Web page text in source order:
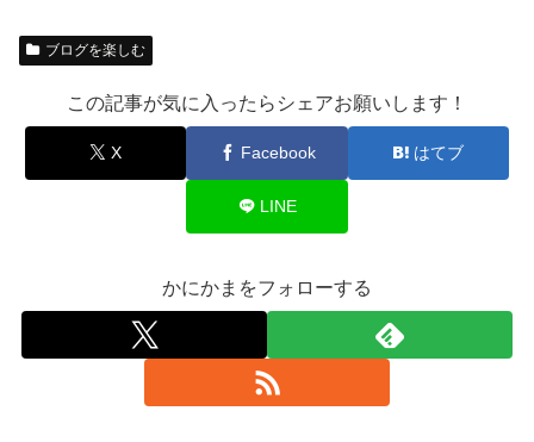
ブログを楽しむ
この記事が気に入ったらシェアお願いします！
X Facebook はてブ
LINE
かにかまをフォローする